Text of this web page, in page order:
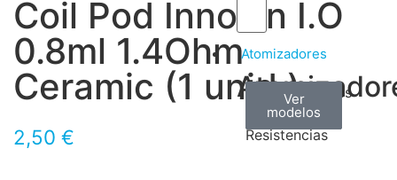
Atomizadores
Claromizadores
Ver
modelos
Reconstruíveis
Ver
modelos
Resistencias
Ver
modelos
Coil Pod Innokin I.O
0.8ml 1.4Ohm
Ceramic (1 unid.)
2,50 €